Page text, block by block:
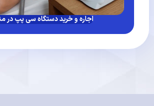
اجاره و خرید دستگاه سی پپ در